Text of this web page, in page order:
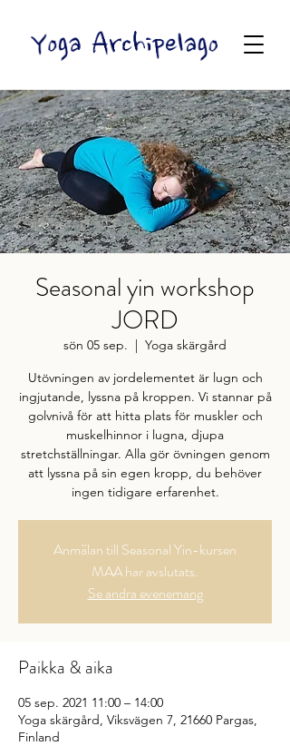
Seasonal yin workshop
JORD
sön 05 sep.
  |
Yoga skärgård
Utövningen av jordelementet är lugn och
ingjutande, lyssna på kroppen. Vi stannar på
golvnivå för att hitta plats för muskler och
muskelhinnor i lugna, djupa
stretchställningar. Alla gör övningen genom
att lyssna på sin egen kropp, du behöver
ingen tidigare erfarenhet.
Anmälan till Seasonal Yin-kursen
MAA har avslutats.
Se andra evenemang
Paikka & aika
05 sep. 2021 11:00 – 14:00
Yoga skärgård, Viksvägen 7, 21660 Pargas,
Finland